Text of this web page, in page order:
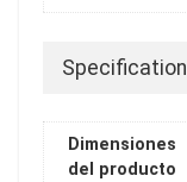
Specification
Dimensiones
del producto